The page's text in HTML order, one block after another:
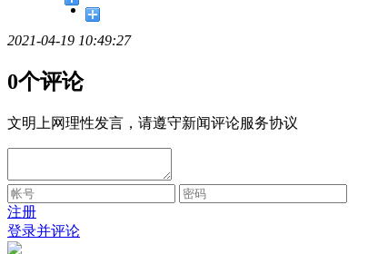
2021-04-19 10:49:27
0个评论
文明上网理性发言，请遵守新闻评论服务协议
注册
登录并评论